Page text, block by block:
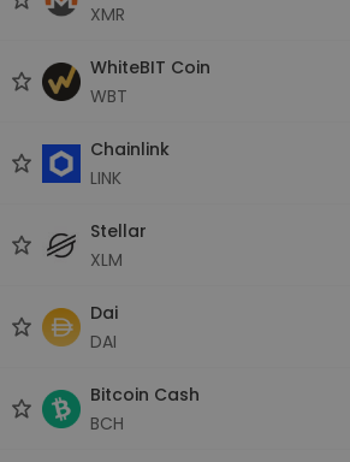
XMR
WhiteBIT Coin
WBT
Chainlink
LINK
Stellar
XLM
Dai
DAI
Bitcoin Cash
BCH